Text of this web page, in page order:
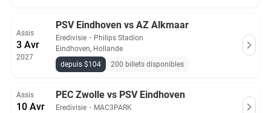
Assis
3 Avr
2027
PSV Eindhoven vs AZ Alkmaar
Eredivisie ・ Philips Stadion
Eindhoven, Hollande
depuis $104
200 billets disponibles
Assis
10 Avr
PEC Zwolle vs PSV Eindhoven
Eredivisie ・ MAC3PARK